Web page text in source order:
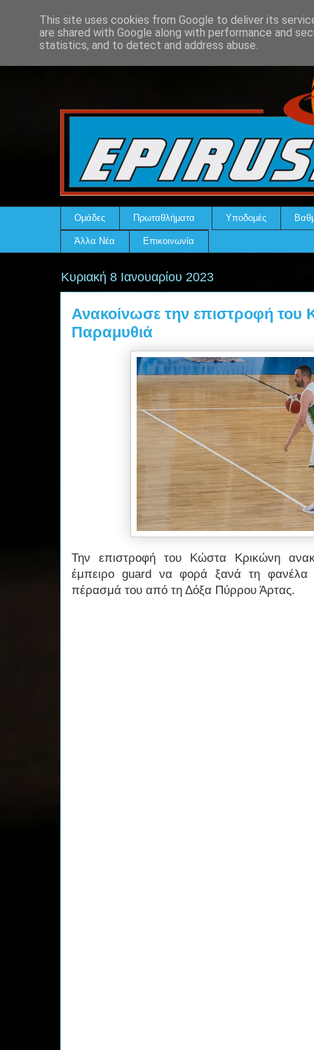
Ομάδες Πρωταθλήματα Υποδομές
Άλλα Νέα Επικοινωνία
Κυριακή 8 Ιανουαρίου 2023
Ανακοίνωσε την επιστροφή
Παραμυθιά
Την επιστροφή του Κώστα Κρικώνη
έμπειρο guard να φορά ξανά τη φανέλα
πέρασμά του από τη Δόξα Πύρρου Άρτας.
This site uses cookies from Google to deliver its
are shared with Google along with performance and
statistics, and to detect and address abuse.